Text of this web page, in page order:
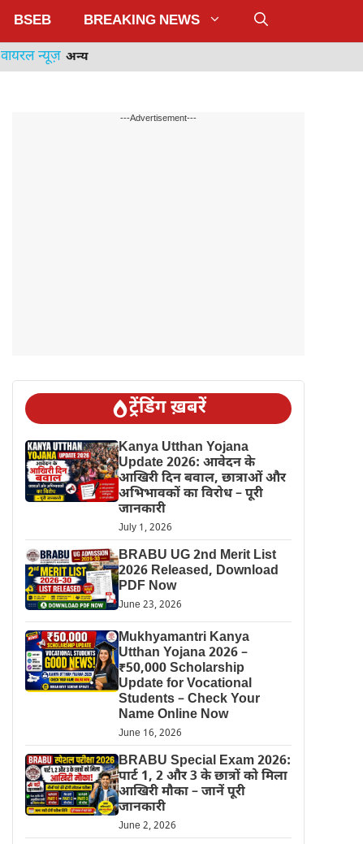
BSEB BREAKING NEWS
वायरल न्यूज़ अन्य
---Advertisement---
ट्रेंडिंग ख़बरें
Kanya Utthan Yojana
Update 2026: आवेदन के
आखिरी दिन बवाल, छात्राओं और
अभिभावकों का विरोध – पूरी
जानकारी
July 1, 2026
BRABU UG 2nd Merit List
2026 Released, Download
PDF Now
June 23, 2026
Mukhyamantri Kanya
Utthan Yojana 2026 –
₹50,000 Scholarship
Update for Vocational
Students – Check Your
Name Online Now
June 16, 2026
BRABU Special Exam 2026:
पार्ट 1, 2 और 3 के छात्रों को मिला
आखिरी मौका – जानें पूरी
जानकारी
June 2, 2026